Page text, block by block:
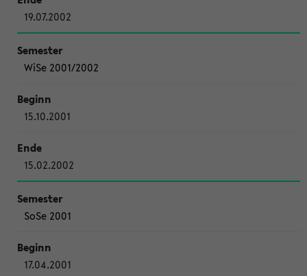
19.07.2002
WiSe 2001/2002
15.10.2001
15.02.2002
SoSe 2001
17.04.2001